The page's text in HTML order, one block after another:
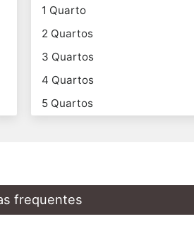
1 Quarto
2 Quartos
3 Quartos
4 Quartos
5 Quartos
frequentes